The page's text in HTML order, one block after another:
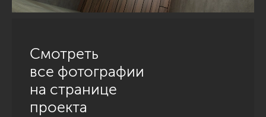
Смотреть
все фотографии
на странице
проекта